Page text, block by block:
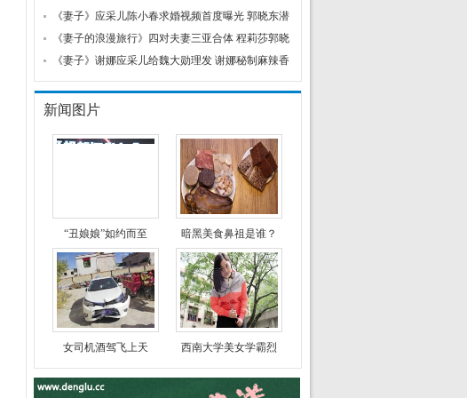
《妻子》应采儿陈小春求婚视频首度曝光 郭晓东潜
《妻子的浪漫旅行》四对夫妻三亚合体 程莉莎郭晓
《妻子》谢娜应采儿给魏大勋理发 谢娜秘制麻辣香
新闻图片
“丑娘娘”如约而至 暗黑美食鼻祖是谁？
女司机酒驾飞上天 西南大学美女学霸烈